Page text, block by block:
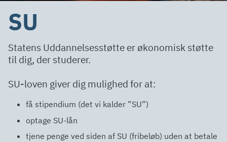
SU
Statens Uddannelsesstøtte er økonomisk støtte
til dig, der studerer.
SU-loven giver dig mulighed for at:
få stipendium (det vi kalder ”SU”)
optage SU-lån
tjene penge ved siden af SU (fribeløb) uden at betale